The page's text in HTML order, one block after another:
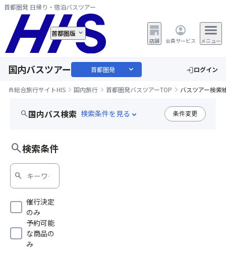
首都圏発 日帰り・宿泊バスツアー
首都圏版
店舗 会員サービス メニュー
国内バスツアー 首都圏発 expand_more loginログイン
home総合旅行サイトHIS 国内旅行 首都圏発バスツアーTOP バスツアー検索
search国内バス検索 expand_more 条件変更
search検索条件
search
催行決定
のみ
予約可能
な商品の
み